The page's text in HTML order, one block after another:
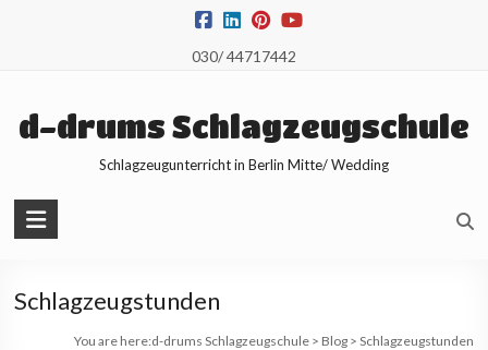
030/ 44717442
d-drums Schlagzeugschule
Schlagzeugunterricht in Berlin Mitte/ Wedding
Schlagzeugstunden
You are here:d-drums Schlagzeugschule> Blog> Schlagzeugstunden